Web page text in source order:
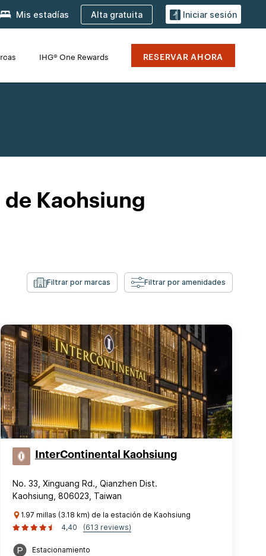
Mis estadías Alta gratuita Iniciar sesión
IHG® One Rewards RESERVAR AHORA
Kaohsiung
Filtrar por marcas Filtrar por amenidades
InterContinental Kaohsiung
No. 33, Xinguang Rd., Qianzhen Dist.
Kaohsiung, 806023, Taiwan
1.97 millas (3.18 km) de la estación de Kaohsiung
4,40
(613 reviews)
Estacionamiento